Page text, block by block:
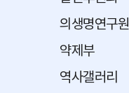
의생명연구원
약제부
역사갤러리